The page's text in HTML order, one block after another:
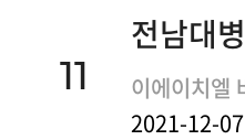
11
2021-12-07